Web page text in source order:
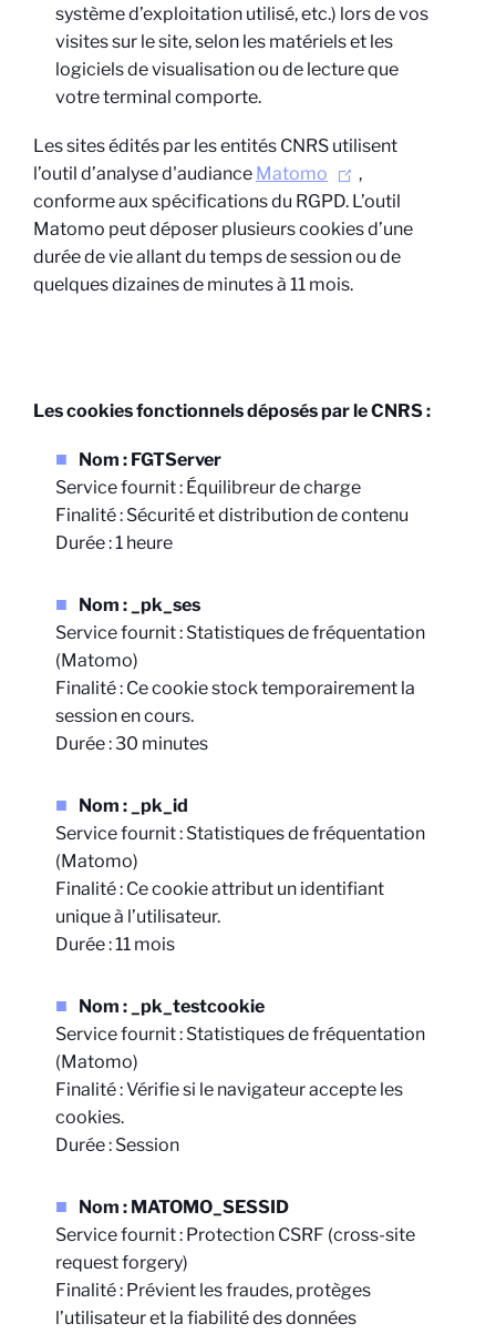
système d’exploitation utilisé, etc.) lors de vos
visites sur le site, selon les matériels et les
logiciels de visualisation ou de lecture que
votre terminal comporte.
Les sites édités par les entités CNRS utilisent
l’outil d’analyse d'audiance Matomo
,
conforme aux spécifications du RGPD. L’outil
Matomo peut déposer plusieurs cookies d’une
durée de vie allant du temps de session ou de
quelques dizaines de minutes à 11 mois.
Les cookies fonctionnels déposés par le CNRS :
Nom : FGTServer
Service fournit : Équilibreur de charge
Finalité : Sécurité et distribution de contenu
Durée : 1 heure
Nom : _pk_ses
Service fournit : Statistiques de fréquentation
(Matomo)
Finalité : Ce cookie stock temporairement la
session en cours.
Durée : 30 minutes
Nom : _pk_id
Service fournit : Statistiques de fréquentation
(Matomo)
Finalité : Ce cookie attribut un identifiant
unique à l’utilisateur.
Durée : 11 mois
Nom : _pk_testcookie
Service fournit : Statistiques de fréquentation
(Matomo)
Finalité : Vérifie si le navigateur accepte les
cookies.
Durée : Session
Nom : MATOMO_SESSID
Service fournit : Protection CSRF (cross-site
request forgery)
Finalité : Prévient les fraudes, protèges
l’utilisateur et la fiabilité des données